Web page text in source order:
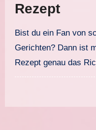
Rezept
Bist du ein Fan von schnellen und gesunden
Gerichten? Dann ist
Rezept genau das